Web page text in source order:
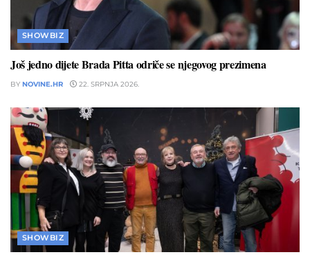
SHOWBIZ
Još jedno dijete Brada Pitta odriče se njegovog prezimena
BY NOVINE.HR 22. SRPNJA 2026.
SHOWBIZ